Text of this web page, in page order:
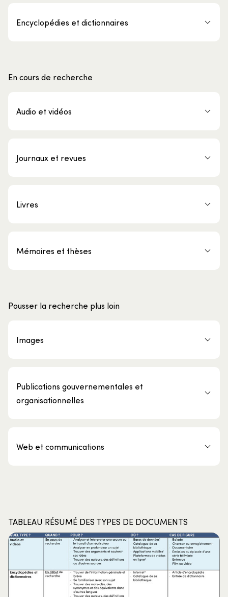
Encyclopédies et dictionnaires
En cours de recherche
Audio et vidéos
Journaux et revues
Livres
Mémoires et thèses
Pousser la recherche plus loin
Images
Publications gouvernementales et
organisationnelles
Web et communications
TABLEAU RÉSUMÉ DES TYPES DE DOCUMENTS